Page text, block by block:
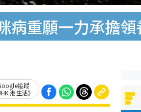
重願一力承擔領
追蹤
港生活》